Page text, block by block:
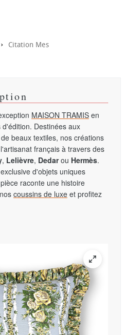
› Citation Mes
MAISON TRAMIS en
Destinées aux
beaux textiles, nos créations
français à travers des
, Lelièvre, Dedarou Hermès.
d'objets uniques
raconte une histoire
coussins de luxe et profitez